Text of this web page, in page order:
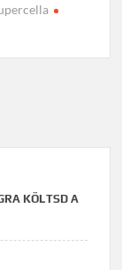
KÖLTSD A